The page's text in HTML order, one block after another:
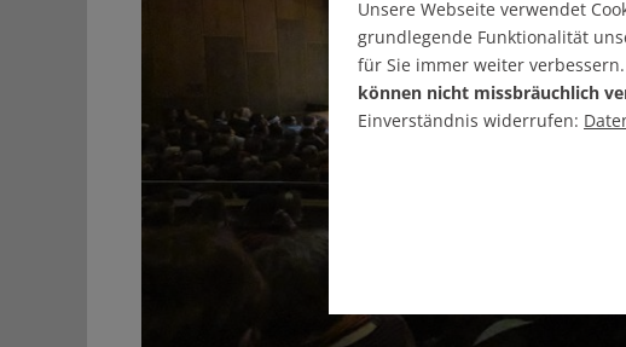
Unsere Webseite verwendet
grundlegende Funktionalität
für Sie immer weiter verbessern.
können nicht missbräuchlich
Einverständnis widerrufen: